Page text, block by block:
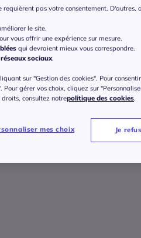
requièrent pas votre consentement. D'autres,
le site.
vous offrir une expérience sur mesure.
qui devraient mieux vous correspondre.
sociaux.
sur "Gestion des cookies". Pour
Pour gérer vos choix, cliquez sur
consultez notrepolitique des cookies.
mes choix Je